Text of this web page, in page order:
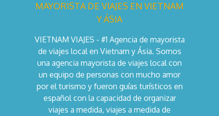
MAYORISTA DE VIAJES EN VIETNAM
Y ÁSIA
VIETNAM VIAJES - #1 Agencia de mayorista
de viajes local en Vietnam y Ásia. Somos
una agencia mayorista de viajes local con
un equipo de personas con mucho amor
por el turismo y fueron guías turísticos en
español con la capacidad de organizar
viajes a medida, viajes a medida de